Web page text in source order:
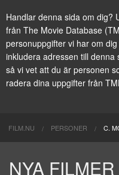
Handlar denna sida om dig?
från The Movie Database
personuppgifter vi har om
inkludera adressen till
så vi vet att du är personen
radera dina uppgifter från
FILM.NU PERSONER C.
NYA